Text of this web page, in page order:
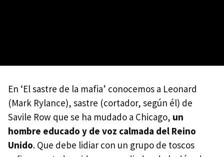
En ‘El sastre de la mafia’ conocemos a Leonard
(Mark Rylance), sastre (cortador, según él) de
Savile Row que se ha mudado a Chicago, un
hombre educado y de voz calmada del Reino
Unido. Que debe lidiar con un grupo de toscos